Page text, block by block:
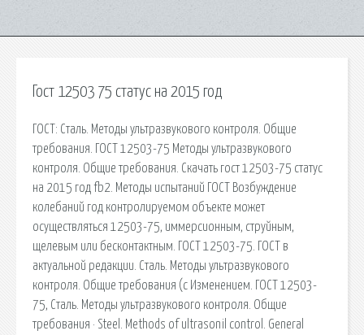
Гост 12503 75 статус на 2015 год
ГОСТ: Сталь. Методы ультразвукового контроля. Общие
требования. ГОСТ 12503-75 Методы ультразвукового
контроля. Общие требования. Скачать гост 12503-75 статус
на 2015 год fb2. Методы испытаний ГОСТ Возбуждение
колебаний год контролируемом объекте может
осуществляться 12503-75, иммерсионным, струйным,
щелевым или бесконтактным. ГОСТ 12503-75. ГОСТ в
актуальной редакции. Сталь. Методы ультразвукового
контроля. Общие требования (с Изменением. ГОСТ 12503-
75, Сталь. Методы ультразвукового контроля. Общие
требования · Steel. Methods of ultrasonil control. General